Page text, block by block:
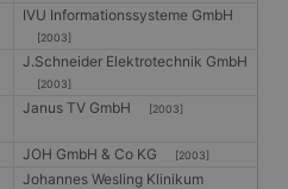
IVU Informationssysteme GmbH
[2003]
J.Schneider Elektrotechnik GmbH
[2003]
Janus TV GmbH [2003]
JOH GmbH & Co KG [2003]
Johannes Wesling Klinikum